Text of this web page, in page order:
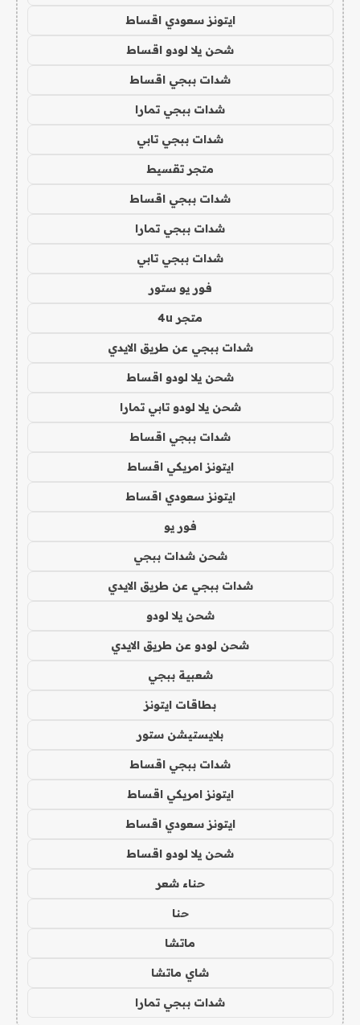
ايتونز سعودي اقساط
شحن يلا لودو اقساط
شدات ببجي اقساط
شدات ببجي تمارا
شدات ببجي تابي
متجر تقسيط
شدات ببجي اقساط
شدات ببجي تمارا
شدات ببجي تابي
فور يو ستور
متجر 4u
شدات ببجي عن طريق الايدي
شحن يلا لودو اقساط
شحن يلا لودو تابي تمارا
شدات ببجي اقساط
ايتونز امريكي اقساط
ايتونز سعودي اقساط
فور يو
شحن شدات ببجي
شدات ببجي عن طريق الايدي
شحن يلا لودو
شحن لودو عن طريق الايدي
شعبية ببجي
بطاقات ايتونز
بلايستيشن ستور
شدات ببجي اقساط
ايتونز امريكي اقساط
ايتونز سعودي اقساط
شحن يلا لودو اقساط
حناء شعر
حنا
ماتشا
شاي ماتشا
شدات ببجي تمارا